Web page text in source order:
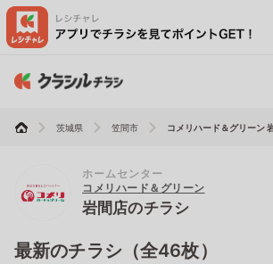
茨城県 笠間市 コメリハード＆グリーン
ホームセンター
コメリハード＆グリーン
岩間店のチラシ
最新のチラシ（全46枚）